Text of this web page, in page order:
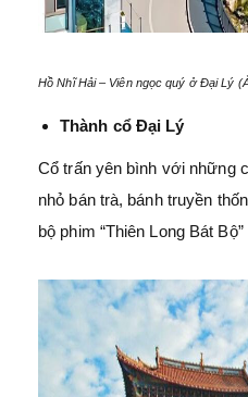
Hồ Nhĩ Hải – Viên ngọc quý ở Đại Lý
Thành cổ Đại Lý
Cổ trấn yên bình với những
nhỏ bán trà, bánh truyền
bộ phim “Thiên Long Bát